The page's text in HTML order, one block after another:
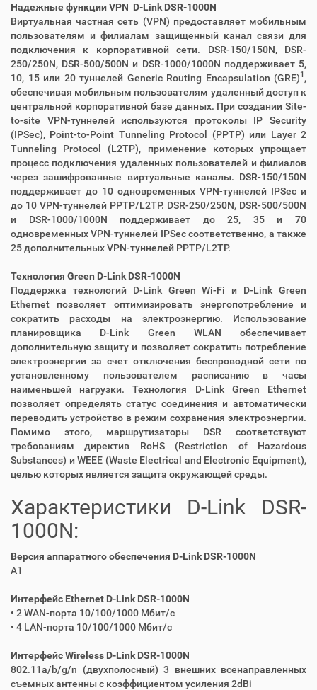
Надежные функции VPN D-Link DSR-1000N
Виртуальная частная сеть (VPN) предоставляет мобильным
пользователям и филиалам защищенный канал связи для
подключения к корпоративной сети. DSR-150/150N, DSR-
250/250N, DSR-500/500N и DSR-1000/1000N поддерживает 5,
10, 15 или 20 туннелей Generic Routing Encapsulation (GRE)1 ,
обеспечивая мобильным пользователям удаленный доступ к
центральной корпоративной базе данных. При создании Site-
to-site VPN-туннелей используются протоколы IP Security
(IPSec), Point-to-Point Tunneling Protocol (PPTP) или Layer 2
Tunneling Protocol (L2TP), применение которых упрощает
процесс подключения удаленных пользователей и филиалов
через зашифрованные виртуальные каналы. DSR-150/150N
поддерживает до 10 одновременных VPN-туннелей IPSec и
до 10 VPN-туннелей PPTP/L2TP. DSR-250/250N, DSR-500/500N
и DSR-1000/1000N поддерживает до 25, 35 и 70
одновременных VPN-туннелей IPSec соответственно, а также
25 дополнительных VPN-туннелей PPTP/L2TP.
Технология Green D-Link DSR-1000N
Поддержка технологий D-Link Green Wi-Fi и D-Link Green
Ethernet позволяет оптимизировать энергопотребление и
сократить расходы на электроэнергию. Использование
планировщика D-Link Green WLAN обеспечивает
дополнительную защиту и позволяет сократить потребление
электроэнергии за счет отключения беспроводной сети по
установленному пользователем расписанию в часы
наименьшей нагрузки. Технология D-Link Green Ethernet
позволяет определять статус соединения и автоматически
переводить устройство в режим сохранения электроэнергии.
Помимо этого, маршрутизаторы DSR соответствуют
требованиям директив RoHS (Restriction of Hazardous
Substances) и WEEE (Waste Electrical and Electronic Equipment),
целью которых является защита окружающей среды.
Характеристики D-Link DSR-
1000N:
Версия аппаратного обеспечения D-Link DSR-1000N
A1
Интерфейс Ethernet D-Link DSR-1000N
• 2 WAN-порта 10/100/1000 Мбит/с
• 4 LAN-порта 10/100/1000 Мбит/с
Интерфейс Wireless D-Link DSR-1000N
802.11a/b/g/n (двухполосный) 3 внешних всенаправленных
съемных антенны с коэффициентом усиления 2dBi